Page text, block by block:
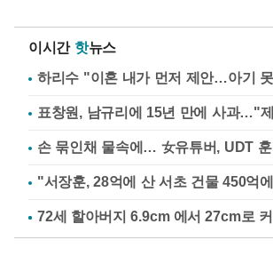
이시간 핫뉴스
하리수 "이혼 내가 먼저 제안…아기
표창원, 남규리에 15년 만에 사과…"
손 묶인채 물속에… 女유튜버, UDT
"서장훈, 28억에 산 서초 건물 450억